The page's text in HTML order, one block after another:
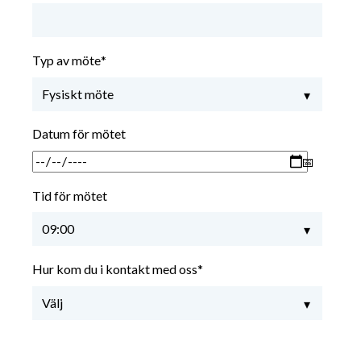
Typ av möte*
Datum för mötet
Tid för mötet
Hur kom du i kontakt med oss*